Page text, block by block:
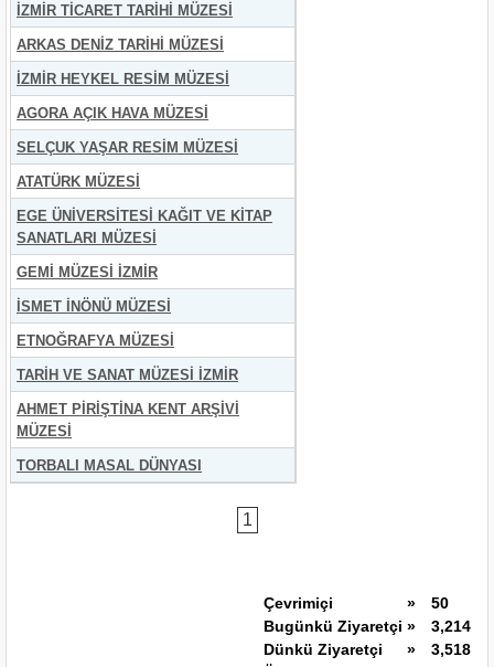
İZMİR TİCARET TARİHİ MÜZESİ
ARKAS DENİZ TARİHİ MÜZESİ
İZMİR HEYKEL RESİM MÜZESİ
AGORA AÇIK HAVA MÜZESİ
SELÇUK YAŞAR RESİM MÜZESİ
ATATÜRK MÜZESİ
EGE ÜNİVERSİTESİ KAĞIT VE KİTAP
SANATLARI MÜZESİ
GEMİ MÜZESİ İZMİR
İSMET İNÖNÜ MÜZESİ
ETNOĞRAFYA MÜZESİ
TARİH VE SANAT MÜZESİ İZMİR
AHMET PİRİŞTİNA KENT ARŞİVİ
MÜZESİ
TORBALI MASAL DÜNYASI
1
Çevrimiçi »
50
Bugünkü Ziyaretçi »
3,214
Dünkü Ziyaretçi
»
3,518